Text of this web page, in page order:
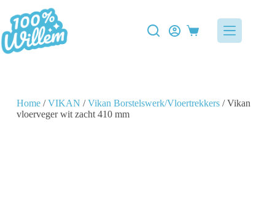
Home/VIKAN /Vikan Borstelswerk/Vloertrekkers/ Vikan
vloerveger wit zacht 410 mm